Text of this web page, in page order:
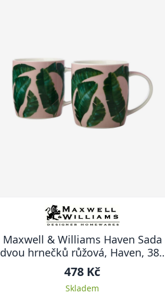
Maxwell & Williams Haven Sada
dvou hrnečků růžová, Haven, 380
ml
478 Kč
Skladem